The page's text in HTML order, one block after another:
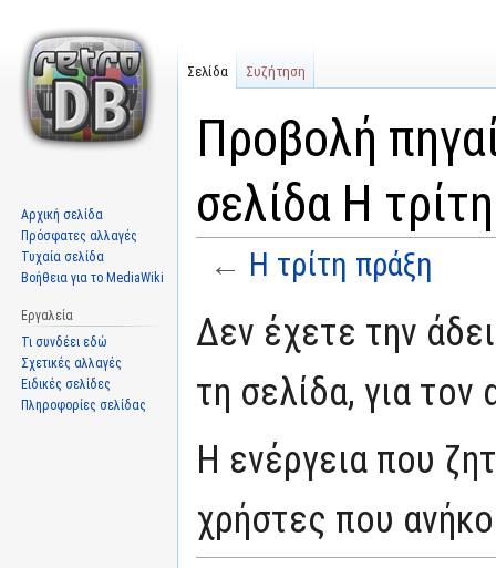
Προβολή
σελίδα Η
← Η τρίτη πράξη
στην
στην
Δεν έχετε την
τη σελίδα, για
Η ενέργεια που
χρήστες που
Σελίδα Συζήτηση
Αρχική σελίδα
Πρόσφατες αλλαγές
Τυχαία σελίδα
Βοήθεια για το MediaWiki
Εργαλεία
Τι συνδέει εδώ
Σχετικές αλλαγές
Ειδικές σελίδες
Πληροφορίες σελίδας